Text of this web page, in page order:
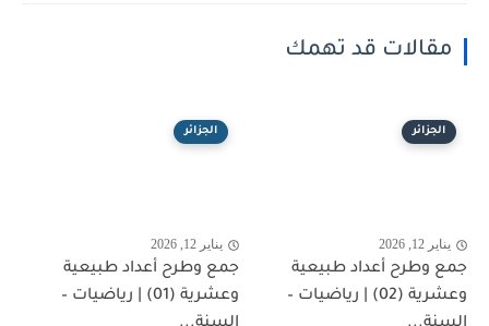
مقالات قد تهمك
الجزائر
يناير 12, 2026
جمع وطرح أعداد طبيعية
وعشرية (02) | رياضيات –
الجزائر
يناير 12, 2026
جمع وطرح أعداد طبيعية
وعشرية (01) | رياضيات –